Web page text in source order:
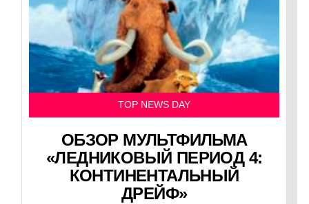
TOP NEWS DAY
ОБЗОР МУЛЬТФИЛЬМА
«ЛЕДНИКОВЫЙ ПЕРИОД 4:
КОНТИНЕНТАЛЬНЫЙ
ДРЕЙФ»